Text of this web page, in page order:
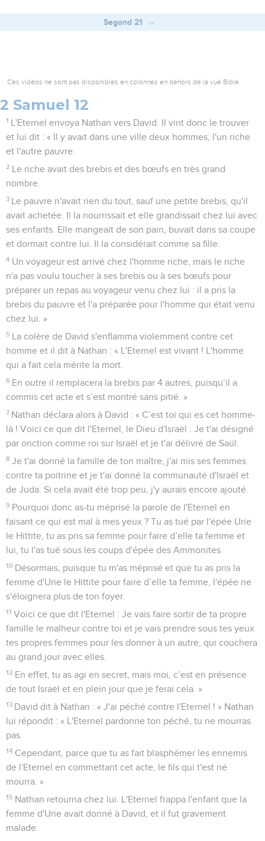
Segond 21
Ces vidéos ne sont pas disponibles en colonnes en dehors de la vue Bible.
2 Samuel 12
1 L'Eternel envoya Nathan vers David. Il vint donc le trouver
et lui dit : « Il y avait dans une ville deux hommes, l'un riche
et l'autre pauvre.
2 Le riche avait des brebis et des bœufs en très grand
nombre.
3 Le pauvre n'avait rien du tout, sauf une petite brebis, qu'il
avait achetée. Il la nourrissait et elle grandissait chez lui avec
ses enfants. Elle mangeait de son pain, buvait dans sa coupe
et dormait contre lui. Il la considérait comme sa fille.
4 Un voyageur est arrivé chez l'homme riche, mais le riche
n'a pas voulu toucher à ses brebis ou à ses bœufs pour
préparer un repas au voyageur venu chez lui : il a pris la
brebis du pauvre et l'a préparée pour l'homme qui était venu
chez lui. »
5 La colère de David s'enflamma violemment contre cet
homme et il dit à Nathan : « L'Eternel est vivant ! L'homme
qui a fait cela mérite la mort.
6 En outre il remplacera la brebis par 4 autres, puisqu’il a
commis cet acte et s’est montré sans pitié. »
7 Nathan déclara alors à David : « C’est toi qui es cet homme-
là ! Voici ce que dit l'Eternel, le Dieu d'Israël : Je t'ai désigné
par onction comme roi sur Israël et je t'ai délivré de Saül.
8 Je t'ai donné la famille de ton maître, j'ai mis ses femmes
contre ta poitrine et je t'ai donné la communauté d'Israël et
de Juda. Si cela avait été trop peu, j'y aurais encore ajouté.
9 Pourquoi donc as-tu méprisé la parole de l'Eternel en
faisant ce qui est mal à mes yeux ? Tu as tué par l'épée Urie
le Hittite, tu as pris sa femme pour faire d’elle ta femme et
lui, tu l'as tué sous les coups d'épée des Ammonites.
10 Désormais, puisque tu m'as méprisé et que tu as pris la
femme d'Urie le Hittite pour faire d’elle ta femme, l'épée ne
s'éloignera plus de ton foyer.
11 Voici ce que dit l'Eternel : Je vais faire sortir de ta propre
famille le malheur contre toi et je vais prendre sous tes yeux
tes propres femmes pour les donner à un autre, qui couchera
au grand jour avec elles.
12 En effet, tu as agi en secret, mais moi, c’est en présence
de tout Israël et en plein jour que je ferai cela. »
13 David dit à Nathan : « J'ai péché contre l'Eternel ! » Nathan
lui répondit : « L'Eternel pardonne ton péché, tu ne mourras
pas.
14 Cependant, parce que tu as fait blasphémer les ennemis
de l'Eternel en commettant cet acte, le fils qui t'est né
mourra. »
15 Nathan retourna chez lui. L'Eternel frappa l'enfant que la
femme d'Urie avait donné à David, et il fut gravement
malade.